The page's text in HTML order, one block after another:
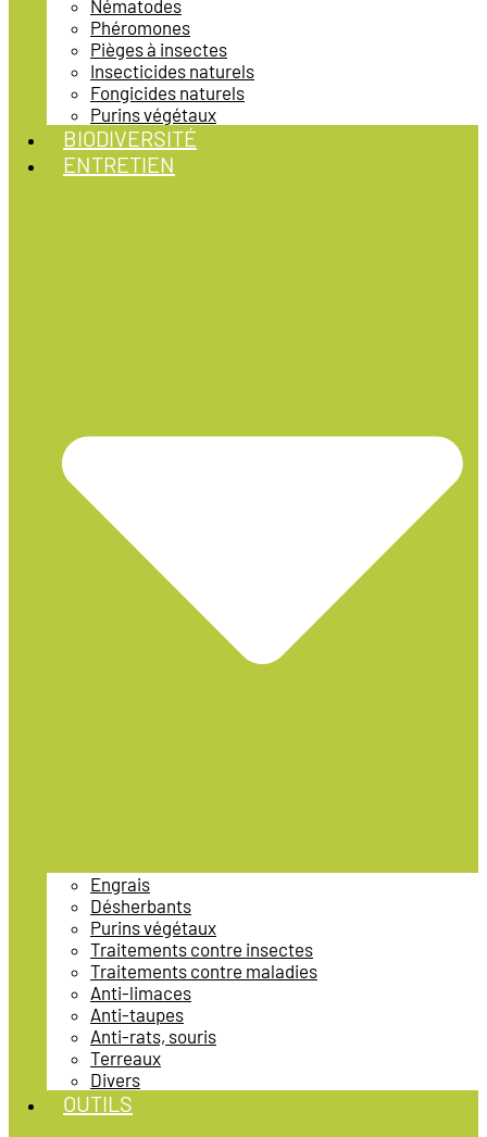
Nématodes
Phéromones
Pièges à insectes
Insecticides naturels
Fongicides naturels
Purins végétaux
BIODIVERSITÉ
ENTRETIEN
Engrais
Désherbants
Purins végétaux
Traitements contre insectes
Traitements contre maladies
Anti-limaces
Anti-taupes
Anti-rats, souris
Terreaux
Divers
OUTILS